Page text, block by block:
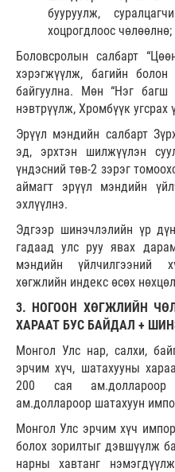
бууруулж,
хоцрогдлоос чөлөөлнө;
Боловсролын салбарт
хэрэгжүүлж, багийн болон
байгуулна. Мөн “Нэг багш
нэвтрүүлж, Хромбүүк угсрах
Эрүүл мэндийн салбарт
эд, эрхтэн шилжүүлэн
үндэсний төв-2 зэрэг
аймагт эрүүл мэндийн
эхлүүлнэ.
Эдгээр шинэчлэлийн үр
гадаад улс руу явах
мэндийн үйлчилгээний
хөгжлийн индекс өсөх
3. НОГООН ХӨГЖЛИЙН
ХАРААТ БУС БАЙДАЛ +
Монгол Улс нар, салхи,
эрчим хүч, шатахууны
200 сая
ам.доллароор шатахуун
Монгол Улс эрчим хүч
болох зорилтыг дэвшүүлж
нарны хавтанг